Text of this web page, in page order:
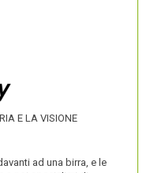
E LA VISIONE
ad una birra, e le